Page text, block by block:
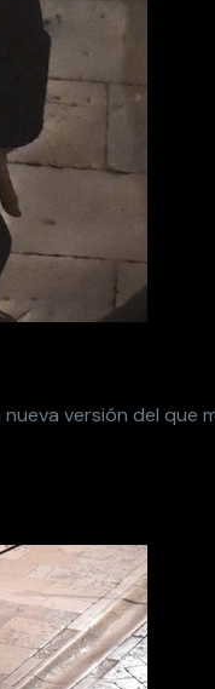
versión del que